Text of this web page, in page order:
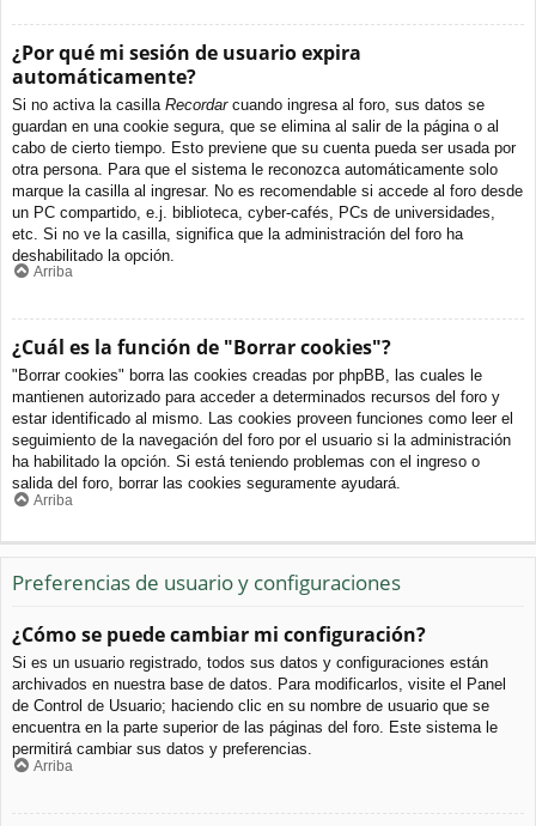
¿Por qué mi sesión de usuario expira
automáticamente?
Si no activa la casilla Recordarcuando ingresa al foro, sus datos se
guardan en una cookie segura, que se elimina al salir de la página o al
cabo de cierto tiempo. Esto previene que su cuenta pueda ser usada por
otra persona. Para que el sistema le reconozca automáticamente solo
marque la casilla al ingresar. No es recomendable si accede al foro desde
un PC compartido, e.j. biblioteca, cyber-cafés, PCs de universidades,
etc. Si no ve la casilla, significa que la administración del foro ha
deshabilitado la opción.
Arriba
¿Cuál es la función de "Borrar cookies"?
"Borrar cookies" borra las cookies creadas por phpBB, las cuales le
mantienen autorizado para acceder a determinados recursos del foro y
estar identificado al mismo. Las cookies proveen funciones como leer el
seguimiento de la navegación del foro por el usuario si la administración
ha habilitado la opción. Si está teniendo problemas con el ingreso o
salida del foro, borrar las cookies seguramente ayudará.
Arriba
Preferencias de usuario y configuraciones
¿Cómo se puede cambiar mi configuración?
Si es un usuario registrado, todos sus datos y configuraciones están
archivados en nuestra base de datos. Para modificarlos, visite el Panel
de Control de Usuario; haciendo clic en su nombre de usuario que se
encuentra en la parte superior de las páginas del foro. Este sistema le
permitirá cambiar sus datos y preferencias.
Arriba